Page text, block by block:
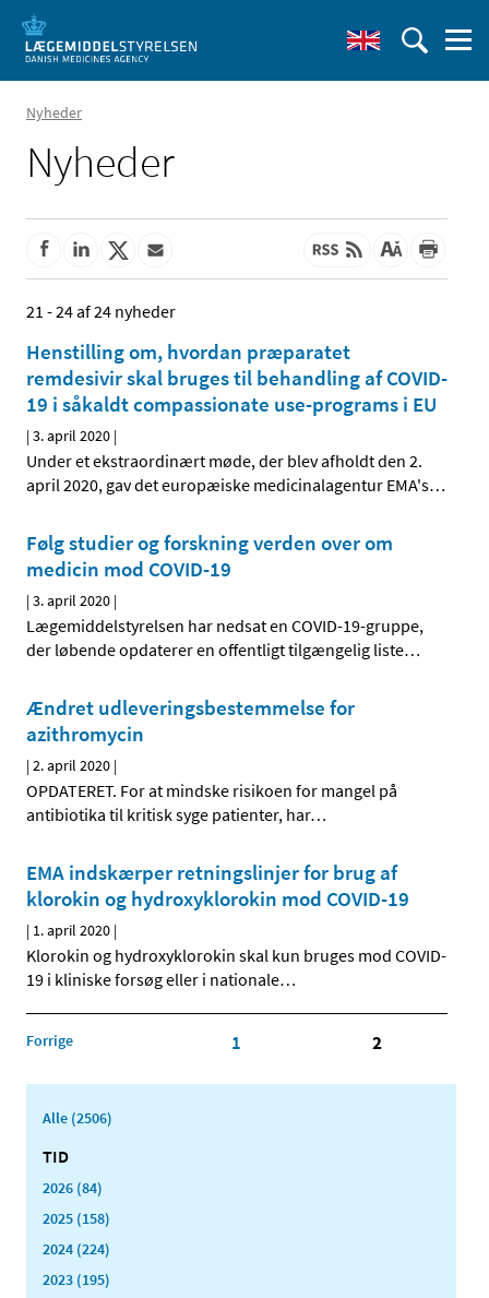
Nyheder
Nyheder
21 - 24 af 24 nyheder
Henstilling om, hvordan præparatet
remdesivir skal bruges til behandling af COVID-
19 i såkaldt compassionate use-programs i EU
|3. april 2020 |
Under et ekstraordinært møde, der blev afholdt den 2.
april 2020, gav det europæiske medicinalagentur EMA's…
Følg studier og forskning verden over om
medicin mod COVID-19
|3. april 2020 |
Lægemiddelstyrelsen har nedsat en COVID-19-gruppe,
der løbende opdaterer en offentligt tilgængelig liste…
Ændret udleveringsbestemmelse for
azithromycin
|2. april 2020 |
OPDATERET. For at mindske risikoen for mangel på
antibiotika til kritisk syge patienter, har…
EMA indskærper retningslinjer for brug af
klorokin og hydroxyklorokin mod COVID-19
| 1. april 2020 |
Klorokin og hydroxyklorokin skal kun bruges mod COVID-
19 i kliniske forsøg eller i nationale…
Forrige 1 2
Alle (2506)
TID
2026 (84)
2025 (158)
2024 (224)
2023 (195)